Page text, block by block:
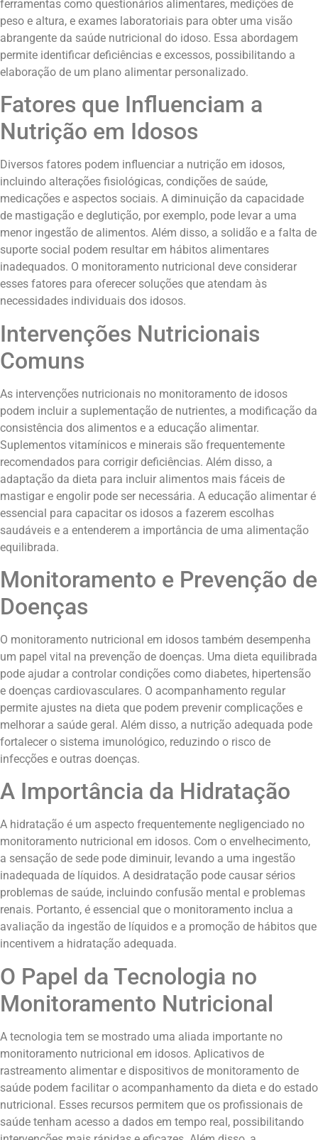
ferramentas como questionários alimentares, medições de
peso e altura, e exames laboratoriais para obter uma visão
abrangente da saúde nutricional do idoso. Essa abordagem
permite identificar deficiências e excessos, possibilitando a
elaboração de um plano alimentar personalizado.
Fatores que Influenciam a
Nutrição em Idosos
Diversos fatores podem influenciar a nutrição em idosos,
incluindo alterações fisiológicas, condições de saúde,
medicações e aspectos sociais. A diminuição da capacidade
de mastigação e deglutição, por exemplo, pode levar a uma
menor ingestão de alimentos. Além disso, a solidão e a falta de
suporte social podem resultar em hábitos alimentares
inadequados. O monitoramento nutricional deve considerar
esses fatores para oferecer soluções que atendam às
necessidades individuais dos idosos.
Intervenções Nutricionais
Comuns
As intervenções nutricionais no monitoramento de idosos
podem incluir a suplementação de nutrientes, a modificação da
consistência dos alimentos e a educação alimentar.
Suplementos vitamínicos e minerais são frequentemente
recomendados para corrigir deficiências. Além disso, a
adaptação da dieta para incluir alimentos mais fáceis de
mastigar e engolir pode ser necessária. A educação alimentar é
essencial para capacitar os idosos a fazerem escolhas
saudáveis e a entenderem a importância de uma alimentação
equilibrada.
Monitoramento e Prevenção de
Doenças
O monitoramento nutricional em idosos também desempenha
um papel vital na prevenção de doenças. Uma dieta equilibrada
pode ajudar a controlar condições como diabetes, hipertensão
e doenças cardiovasculares. O acompanhamento regular
permite ajustes na dieta que podem prevenir complicações e
melhorar a saúde geral. Além disso, a nutrição adequada pode
fortalecer o sistema imunológico, reduzindo o risco de
infecções e outras doenças.
A Importância da Hidratação
A hidratação é um aspecto frequentemente negligenciado no
monitoramento nutricional em idosos. Com o envelhecimento,
a sensação de sede pode diminuir, levando a uma ingestão
inadequada de líquidos. A desidratação pode causar sérios
problemas de saúde, incluindo confusão mental e problemas
renais. Portanto, é essencial que o monitoramento inclua a
avaliação da ingestão de líquidos e a promoção de hábitos que
incentivem a hidratação adequada.
O Papel da Tecnologia no
Monitoramento Nutricional
A tecnologia tem se mostrado uma aliada importante no
monitoramento nutricional em idosos. Aplicativos de
rastreamento alimentar e dispositivos de monitoramento de
saúde podem facilitar o acompanhamento da dieta e do estado
nutricional. Esses recursos permitem que os profissionais de
saúde tenham acesso a dados em tempo real, possibilitando